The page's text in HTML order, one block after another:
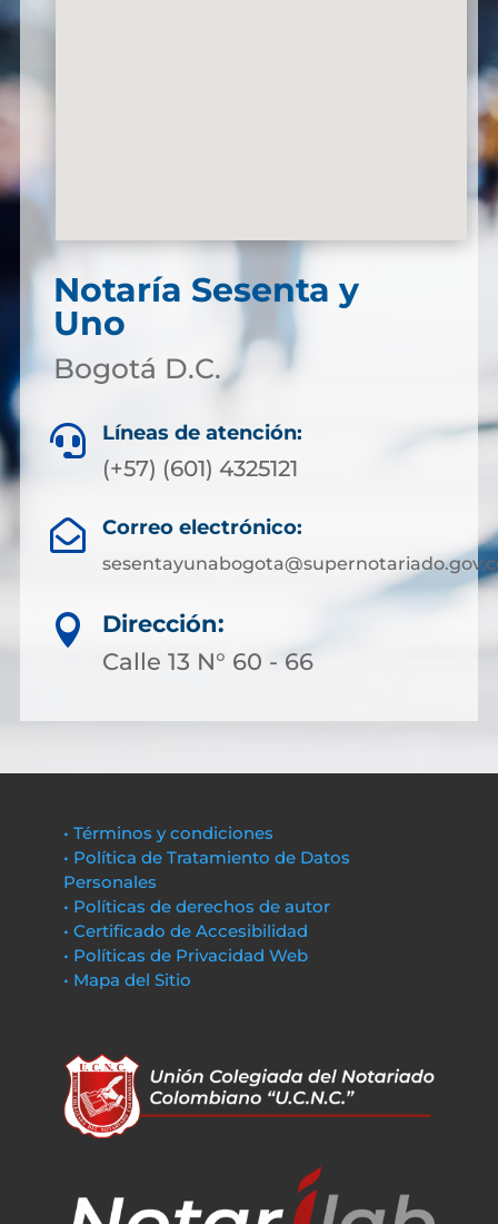
Notaría Sesenta y
Uno
Bogotá D.C.
 Líneas de atención:
(+57) (601) 4325121
 Correo electrónico:

Dirección:
Calle 13 N° 60 - 66
• Términos y condiciones
• Política de Tratamiento de Datos
Personales
• Políticas de derechos de autor
• Certificado de Accesibilidad
• Políticas de Privacidad Web
• Mapa del Sitio